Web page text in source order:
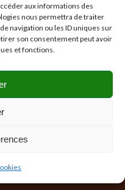
aux informations des
nous permettra de traiter
navigation ou les ID uniques sur
son consentement peut avoir
et fonctions.
chèques, tickets